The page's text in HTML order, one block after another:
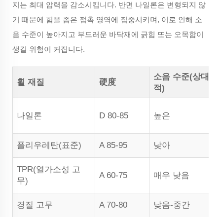
지는 최대 압력을 감소시킵니다. 반면 나일론은 변형되지 않
기 때문에 힘을 좁은 접촉 영역에 집중시키며, 이로 인해 소
음 수준이 높아지고 부드러운 바닥재에 긁힘 또는 오목함이
생길 위험이 커집니다.
휠 재질 硬度
소음 수준(상대
적)
나일론 D 80-85 높은
폴리우레탄(표준) A 85-95 낮아
TPR(열가소성 고
무)
A 60-75 매우 낮음
경질 고무 A 70-80 낮음-중간